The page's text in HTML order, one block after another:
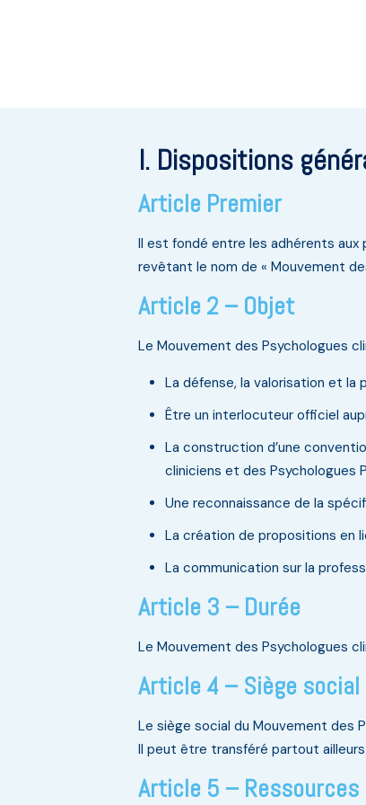
I. Dispositions
Article Premier
Il est fondé entre les adhérents aux
revêtant le nom de « Mouvement
Article 2 – Objet
Le Mouvement des Psychologues
La défense, la valorisation et la
Être un interlocuteur officiel
La construction d’une
cliniciens et des Psychologues
Une reconnaissance de la
La création de propositions en
La communication sur la
Article 3 – Durée
Le Mouvement des Psychologues
Article 4 – Siège social
Le siège social du Mouvement des
Il peut être transféré partout ailleurs
Article 5 – Ressources